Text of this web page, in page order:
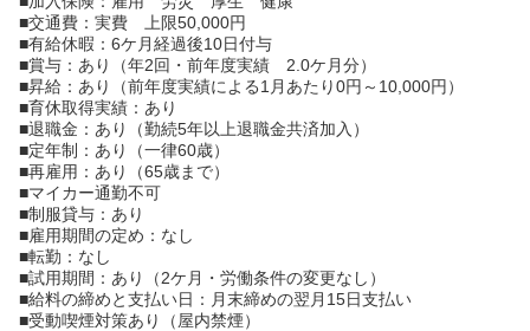
■交通費：実費 上限50,000円
■有給休暇：6ケ月経過後10日付与
■賞与：あり（年2回・前年度実績 2.0ケ月分）
■昇給：あり（前年度実績による1月あたり0円～10,000円）
■育休取得実績：あり
■退職金：あり（勤続5年以上退職金共済加入）
■定年制：あり（一律60歳）
■再雇用：あり（65歳まで）
■マイカー通勤不可
■制服貸与：あり
■雇用期間の定め：なし
■転勤：なし
■試用期間：あり（2ケ月・労働条件の変更なし）
■給料の締めと支払い日：月末締めの翌月15日支払い
■受動喫煙対策あり（屋内禁煙）